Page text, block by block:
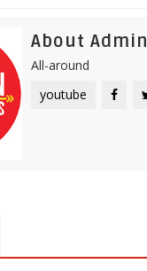
About Admin
All-around
youtube